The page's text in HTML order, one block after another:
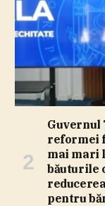
Guvernul
reformei
mai mari
băuturile
pentru